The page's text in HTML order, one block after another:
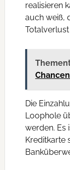
realisieren
auch weiß,
Die
Loophole
werden. Es
Kreditkarte